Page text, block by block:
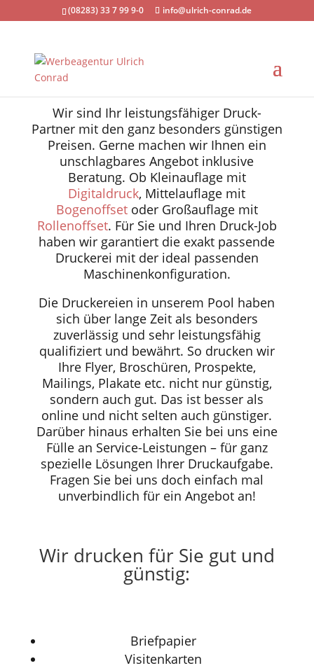
(08283) 33 7 99 9-0 info@ulrich-conrad.de
Der günstige Druck-
Wir sind Ihr leistungsfähiger Druck-
Partner mit den ganz besonders günstigen
Preisen. Gerne machen wir Ihnen ein
unschlagbares Angebot inklusive
Beratung. Ob Kleinauflage mit
Digitaldruck, Mittelauflage mit
Bogenoffsetoder Großauflage mit
Rollenoffset. Für Sie und Ihren Druck-Job
haben wir garantiert die exakt passende
Druckerei mit der ideal passenden
Maschinenkonfiguration.
Die Druckereien in unserem Pool haben
sich über lange Zeit als besonders
zuverlässig und sehr leistungsfähig
qualifiziert und bewährt. So drucken wir
Ihre Flyer, Broschüren, Prospekte,
Mailings, Plakate etc. nicht nur günstig,
sondern auch gut. Das ist besser als
online und nicht selten auch günstiger.
Darüber hinaus erhalten Sie bei uns eine
Fülle an Service-Leistungen – für ganz
spezielle Lösungen Ihrer Druckaufgabe.
Fragen Sie bei uns doch einfach mal
unverbindlich für ein Angebot an!
Wir drucken für Sie gut und
günstig:
Briefpapier
Visitenkarten